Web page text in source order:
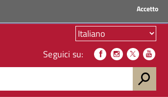
Accetto
Seguici su: